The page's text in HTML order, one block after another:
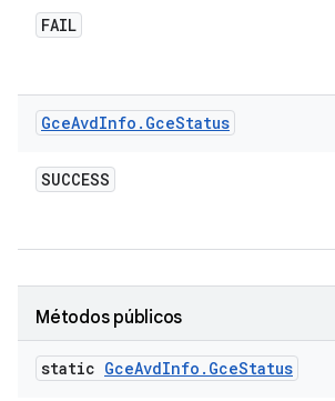
FAIL
GceAvdInfo . GceStatus
SUCCESS
Métodos públicos
static GceAvdInfo . GceStatus